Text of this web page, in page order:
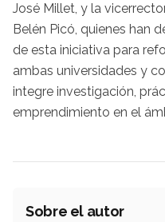
José Millet, y la
Belén Picó, quienes han
de esta iniciativa para
ambas universidades y
integre investigación,
emprendimiento en el
Sobre el autor